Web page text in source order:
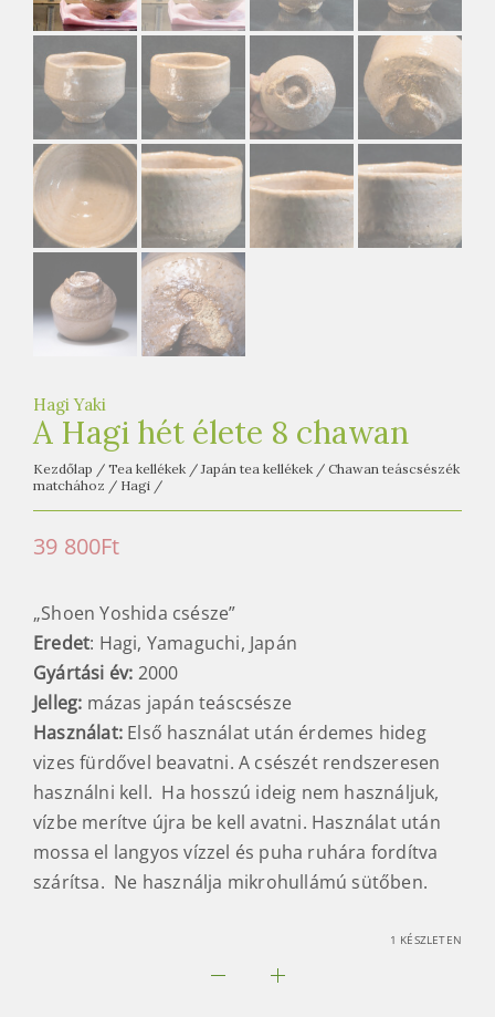
t
e
a
h
á
z
Hagi Yaki
A Hagi hét élete 8 chawan
Kezdőlap / Tea kellékek /Japán tea kellékek / Chawan teáscsészék
matchához / Hagi /
39 800Ft
„Shoen Yoshida csésze”
Eredet: Hagi, Yamaguchi, Japán
Gyártási év: 2000
Jelleg: mázas japán teáscsésze
Használat: Első használat után érdemes hideg
vizes fürdővel beavatni. A csészét rendszeresen
használni kell. Ha hosszú ideig nem használjuk,
vízbe merítve újra be kell avatni. Használat után
mossa el langyos vízzel és puha ruhára fordítva
szárítsa. Ne használja mikrohullámú sütőben.
1 KÉSZLETEN